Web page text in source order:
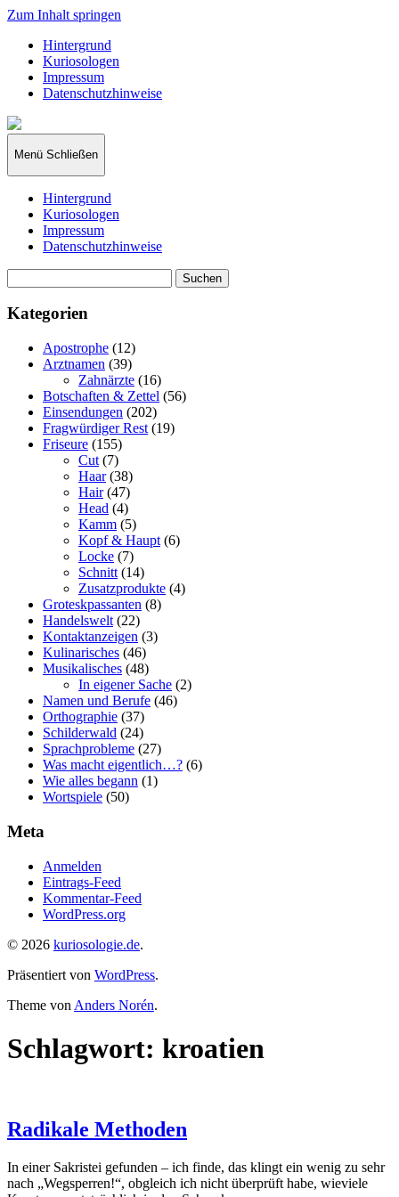
Zum Inhalt springen
Hintergrund
Kuriosologen
Impressum
Datenschutzhinweise
kuriosologie.de
Menü Schließen
Hintergrund
Kuriosologen
Impressum
Datenschutzhinweise
nach:
Kategorien
Apostrophe (12)
Arztnamen (39)
Zahnärzte (16)
Botschaften & Zettel (56)
Einsendungen (202)
Fragwürdiger Rest (19)
Friseure (155)
Cut (7)
Haar(38)
Hair(47)
Head (4)
Kamm (5)
Kopf & Haupt (6)
Locke (7)
Schnitt (14)
Zusatzprodukte (4)
Groteskpassanten (8)
Handelswelt (22)
Kontaktanzeigen (3)
Kulinarisches (46)
Musikalisches (48)
In eigener Sache (2)
Namen und Berufe (46)
Orthographie (37)
Schilderwald (24)
Sprachprobleme (27)
Was macht eigentlich…? (6)
Wie alles begann (1)
Wortspiele (50)
Meta
Anmelden
Eintrags-Feed
Kommentar-Feed
WordPress.org
© 2026 kuriosologie.de.
Präsentiert von WordPress.
Theme von Anders Norén.
Schlagwort: kroatien
Radikale Methoden
In einer Sakristei gefunden – ich finde, das klingt ein wenig zu sehr
nach „Wegsperren!“, obgleich ich nicht überprüft habe, wieviele